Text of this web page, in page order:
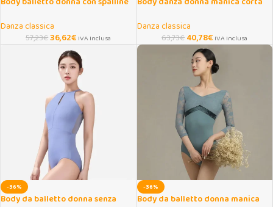
Danza classica
57,23€36,62€ IVA Inclusa
Danza classica
63,73€40,78€ IVA Inclusa
-36%
Body da balletto donna senza
-36%
Body da balletto donna manica